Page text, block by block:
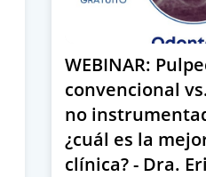
WEBINAR:
convencional
no
¿cuál es la
clínica? - Dra.